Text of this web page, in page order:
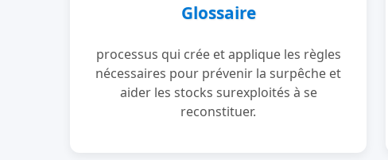
Glossaire
processus qui crée et applique les règles
nécessaires pour prévenir la surpêche et
aider les stocks surexploités à se
reconstituer.